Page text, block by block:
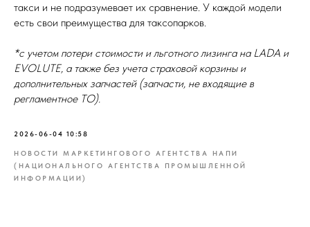
такси и не подразумевает их сравнение. У каждой модели
есть свои преимущества для таксопарков.
*с учетом потери стоимости и льготного лизинга на LADA и
EVOLUTE, а также без учета страховой корзины и
дополнительных запчастей (запчасти, не входящие в
регламентное ТО).
2026-06-04 10:58
НОВОСТИ МАРКЕТИНГОВОГО АГЕНТСТВА НАПИ
(НАЦИОНАЛЬНОГО АГЕНТСТВА ПРОМЫШЛЕННОЙ
ИНФОРМАЦИИ)